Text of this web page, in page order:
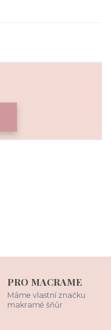
PRO MACRAME
Máme vlastní značku
makramé šňůr